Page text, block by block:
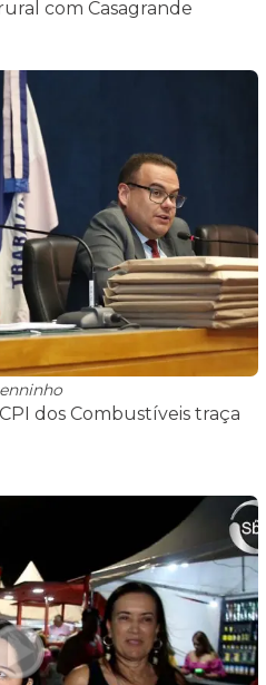
com Casagrande
dos Combustíveis traça